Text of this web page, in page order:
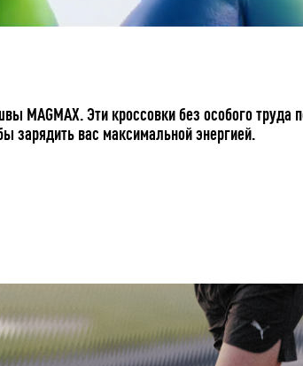
MAGMAX. Эти кроссовки без особого труда
зарядить вас максимальной энергией.